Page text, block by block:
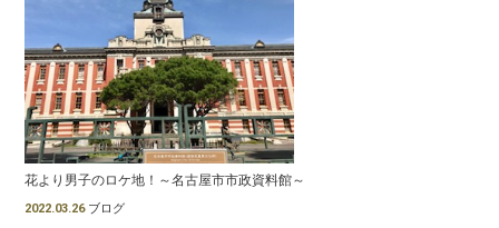
花より男子のロケ地！～名古屋市市政資料館～
2022.03.26 ブログ